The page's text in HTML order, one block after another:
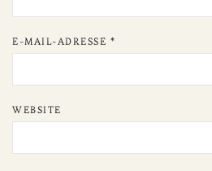
E-MAIL-ADRESSE *
WEBSITE